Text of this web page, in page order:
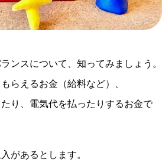
ンスについて、知ってみましょう。
らえるお金（給料など）、
り、電気代を払ったりするお金で
があるとします。